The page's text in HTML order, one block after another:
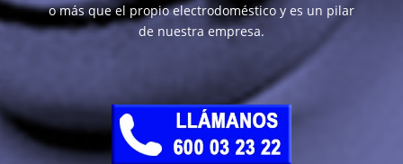
o más que el propio electrodoméstico y es un pilar
de nuestra empresa.